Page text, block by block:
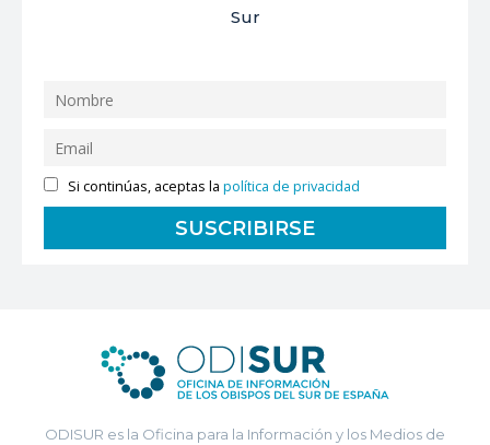
Sur
Si continúas, aceptas lapolítica de privacidad
ODISUR es la Oficina para la Información y los Medios de